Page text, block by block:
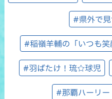
#県外で
#稲嶺羊輔の「いつも笑
#羽ばたけ！琉☆球児
#那覇ハーリー